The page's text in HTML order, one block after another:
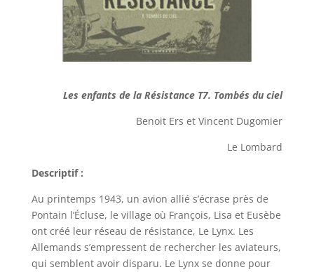
Les enfants de la Résistance T7. Tombés du ciel
Benoit Ers et Vincent Dugomier
Le Lombard
Descriptif :
Au printemps 1943, un avion allié s’écrase près de
Pontain l’Écluse, le village où François, Lisa et Eusèbe
ont créé leur réseau de résistance, Le Lynx. Les
Allemands s’empressent de rechercher les aviateurs,
qui semblent avoir disparu. Le Lynx se donne pour